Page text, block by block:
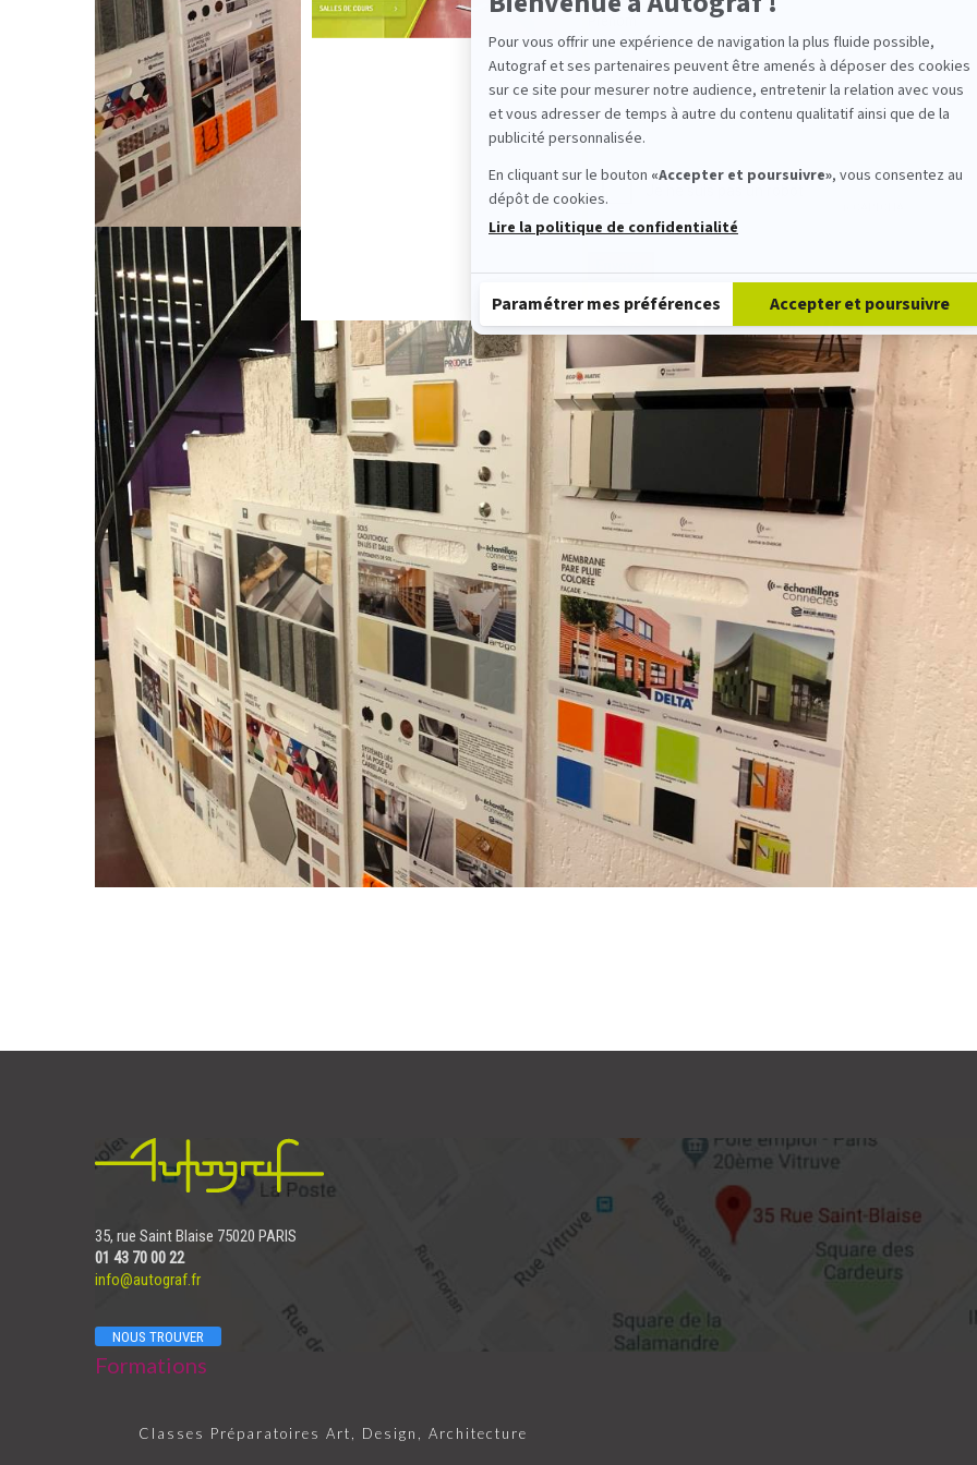
Pour vous offrir une expérience de navigation la plus fluide possible,
Autograf et ses partenaires peuvent être amenés à déposer des cookies
sur ce site pour mesurer notre audience, entretenir la relation avec vous
et vous adresser de temps à autre du contenu qualitatif ainsi que de la
publicité personnalisée.
En cliquant sur le bouton «Accepter et poursuivre», vous consentez au
dépôt de cookies.
Plateforme de Gestion du Consentement : Personnalisez vos
Lire la politique de confidentialité
Paramétrer mes préférences Accepter et poursuivre
35, rue Saint Blaise 75020 PARIS
01 43 70 00 22
info@autograf.fr
NOUS TROUVER
Formations
Classes Préparatoires Art, Design, Architecture
VISITE VIRTUELLE DE L'ÉCOLE Email